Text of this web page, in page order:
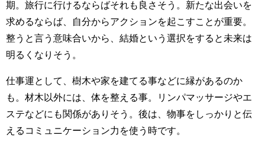
期。旅行に行けるならばそれも良さそう。新たな出会いを
求めるならば、自分からアクションを起こすことが重要。
整うと言う意味合いから、結婚という選択をすると未来は
明るくなりそう。
仕事運として、樹木や家を建てる事などに縁があるのか
も。材木以外には、体を整える事。リンパマッサージやエ
ステなどにも関係がありそう。後は、物事をしっかりと伝
えるコミュニケーション力を使う時です。